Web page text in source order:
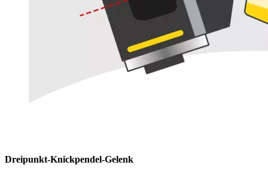
Dreipunkt-Knickpendel-Gelenk